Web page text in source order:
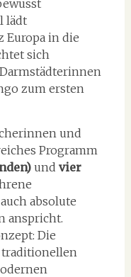
lädt
Europa in die
sich
zum ersten
und
Programm
und vier
absolute
anspricht.
Die
traditionellen